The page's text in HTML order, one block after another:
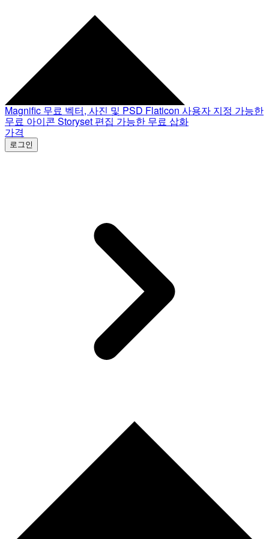
Magnific 무료 벡터, 사진 및 PSD Flaticon 사용자 지정 가능한
무료 아이콘 Storyset 편집 가능한 무료 삽화
가격
로그인